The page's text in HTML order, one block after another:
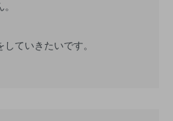
ていきたいです。